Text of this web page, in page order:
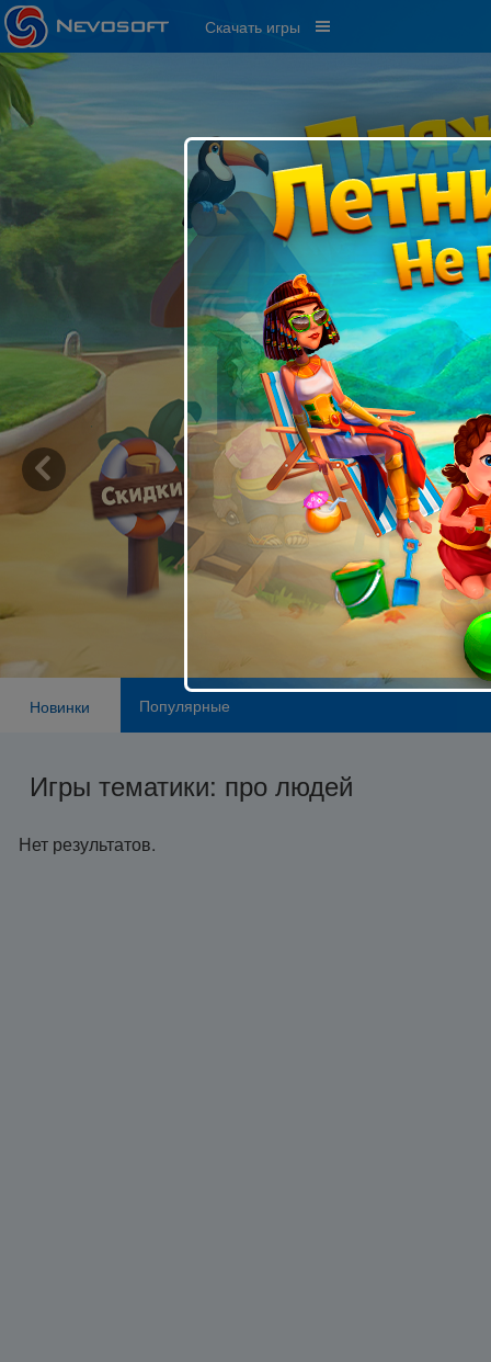
Скачать игры
Новинки Популярные
Игры тематики: про людей
Нет результатов.